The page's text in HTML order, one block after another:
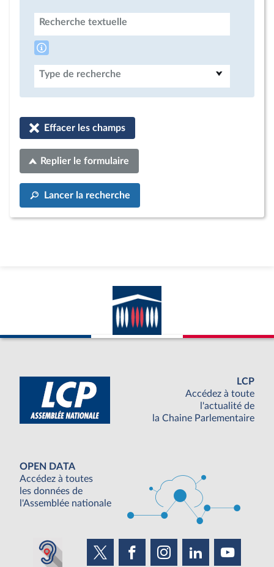
Recherche textuelle
Type de recherche
Effacer les champs
Replier le formulaire
Lancer la recherche
LCP
Accédez à toute
l'actualité de
la Chaine Parlementaire
OPEN DATA
Accédez à toutes
les données de
l'Assemblée nationale